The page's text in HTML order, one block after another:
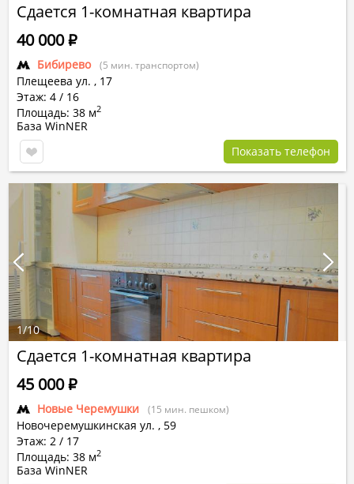
Сдается 1-комнатная квартира
Бибирево (5 мин. транспортом)
Плещеева ул. , 17
Этаж: 4 / 16
Площадь: 38 м2
40 000Р
База WinNER
Показать телефон
Сдается 1-комнатная квартира
Новые Черемушки (15 мин. пешком)
Новочеремушкинская ул. , 59
Этаж: 2 / 17
Площадь: 38 м2
45 000Р
База WinNER
1/10